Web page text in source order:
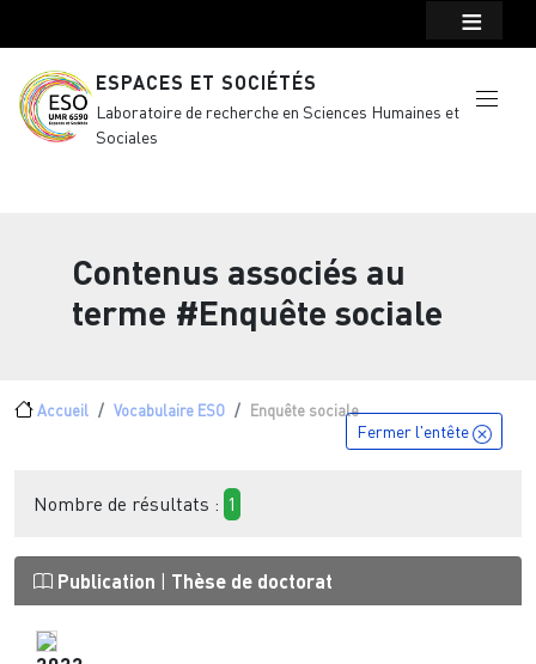
ESPACES ET SOCIÉTÉS
Laboratoire de recherche en Sciences Humaines et
Sociales
Contenus associés au
terme #Enquête sociale
Fil d'Ariane
Accueil Vocabulaire ESO Enquête sociale
Fermer l'entête
Nombre de résultats : 1
Publication Thèse de doctorat